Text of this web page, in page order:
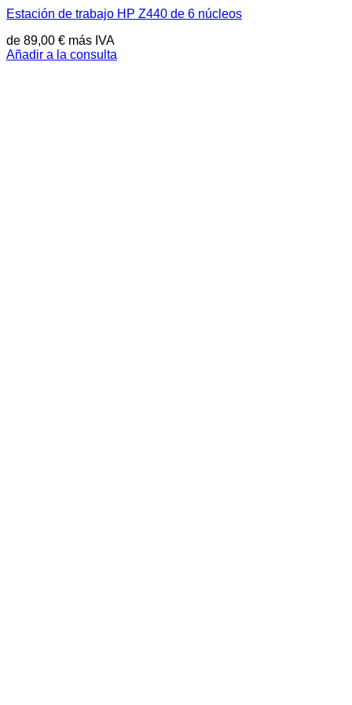
Estación de trabajo HP Z440 de 6 núcleos
de 89,00 € más IVA
Añadir a la consulta